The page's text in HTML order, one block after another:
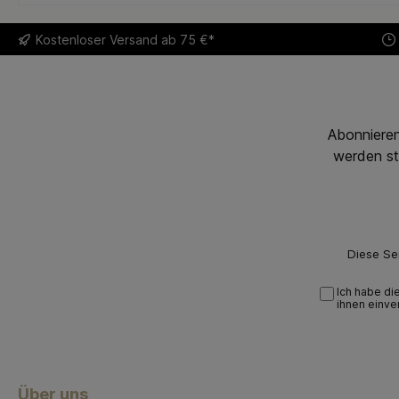
Kostenloser Versand ab 75 €*
werden
Diese
Ich habe die
ihnen
Über uns